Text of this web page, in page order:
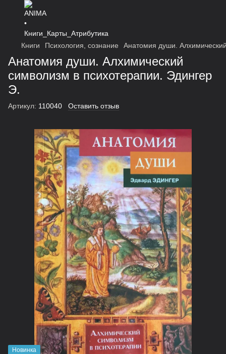
Книги Психология, сознание Анатомия души.
Анатомия души. Алхимический
символизм в психотерапии. Эдингер
Э.
Артикул: 110040 Оставить отзыв
Новинка